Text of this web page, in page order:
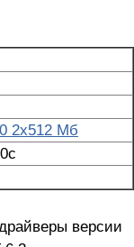
2x512 Мб
версии